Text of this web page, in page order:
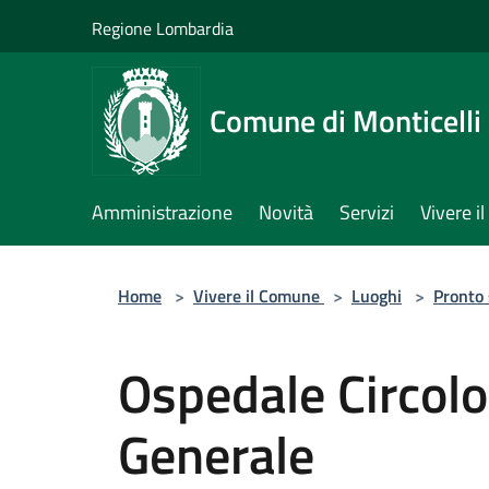
Regione Lombardia
Comune di
Amministrazione Novità Servizi Vivere
Home > Vivere il Comune > Luoghi > Pronto
Ospedale
Generale